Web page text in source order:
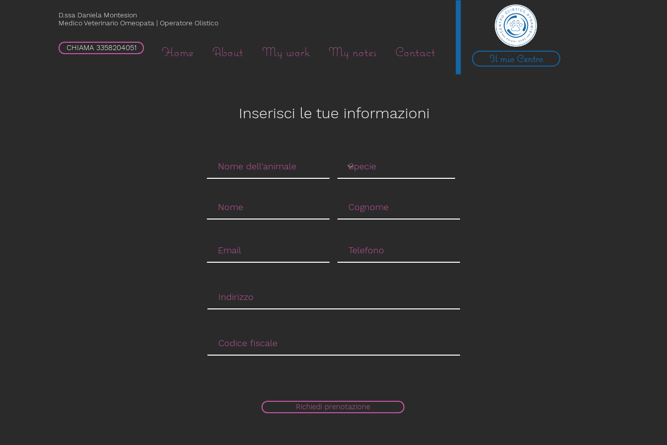
D.ssa Daniela Montesion
Medico Veterinario Omeopata | Operatore Olistico
CHIAMA 3358204051 Home About My work My notes Contact Il mio Centro
Inserisci le tue informazioni
Richiedi prenotazione